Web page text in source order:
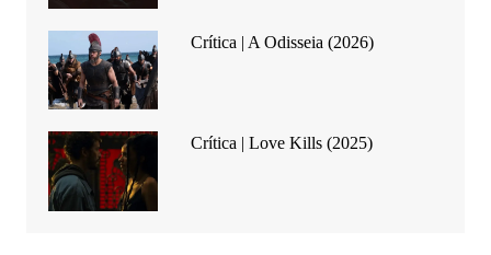
Crítica | A Odisseia (2026)
Crítica | Love Kills (2025)